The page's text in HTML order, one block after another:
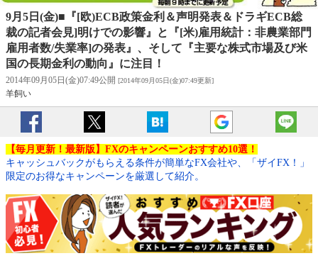
9月5日(金)■『[欧)ECB政策金利＆声明発表＆ドラギECB総
裁の記者会見]明けでの影響』と『[米)雇用統計：非農業部門
雇用者数/失業率]の発表』、そして『主要な株式市場及び米
国の長期金利の動向』に注目！
2014年09月05日(金)07:49公開 [2014年09月05日(金)07:49更新]
羊飼い
【毎月更新！最新版】FXのキャンペーンおすすめ10選！
キャッシュバックがもらえる条件が簡単なFX会社や、「ザイFX！」
限定のお得なキャンペーンを厳選して紹介。